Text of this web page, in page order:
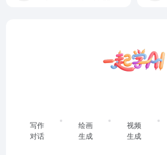
写作
对话
绘画
生成
视频
生成